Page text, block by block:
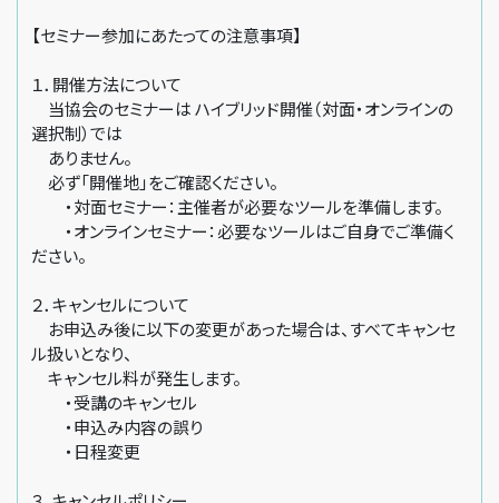
【セミナー参加にあたっての注意事項】
１．開催方法について
当協会のセミナーは ハイブリッド開催（対面・オンラインの
選択制）では
ありません。
必ず「開催地」をご確認ください。
・対面セミナー：主催者が必要なツールを準備します。
・オンラインセミナー：必要なツールはご自身でご準備く
ださい。
２．キャンセルについて
お申込み後に以下の変更があった場合は、すべてキャンセ
ル扱いとなり、
キャンセル料が発生します。
・受講のキャンセル
・申込み内容の誤り
・日程変更